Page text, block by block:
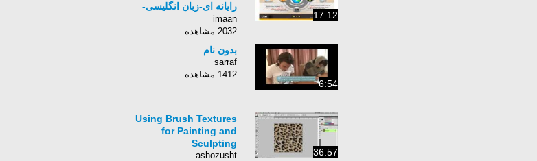
17:12
رایانه ای-زبان انگلیسی-
بخش 18
imaan
2032 مشاهده
6:54
بدون نام
sarraf
1412 مشاهده
36:57
Using Brush Textures
for Painting and
Sculpting
ashozusht